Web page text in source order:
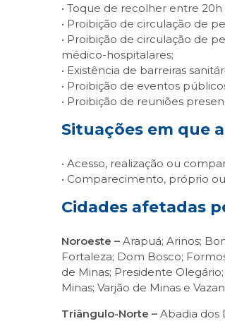
• Toque de recolher entre
• Proibição de circulação de
• Proibição de circulação de
médico-hospitalares;
• Existência de barreiras
• Proibição de eventos
• Proibição de reuniões
Situações em que
• Acesso, realização ou
• Comparecimento, próprio
Cidades afetadas
Noroeste – Arapuá; Arinos;
Fortaleza; Dom Bosco;
de Minas; Presidente
Minas; Varjão de Minas e
Triângulo-Norte – Abadia dos